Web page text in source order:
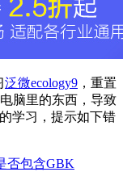
泛微ecology9 ，重置
脑里的东西，导致
学习，提示如下错
否包含GBK